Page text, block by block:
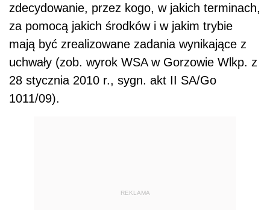
zdecydowanie, przez kogo, w jakich terminach,
za pomocą jakich środków i w jakim trybie
mają być zrealizowane zadania wynikające z
uchwały (zob. wyrok WSA w Gorzowie Wlkp. z
28 stycznia 2010 r., sygn. akt II SA/Go
1011/09).
REKLAMA